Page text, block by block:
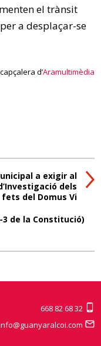
el trànsit
a desplaçar-se
d’Aramultimèdia
a exigir al
dels
fets del Domus Vi
de la Constitució)
668 82 68 32